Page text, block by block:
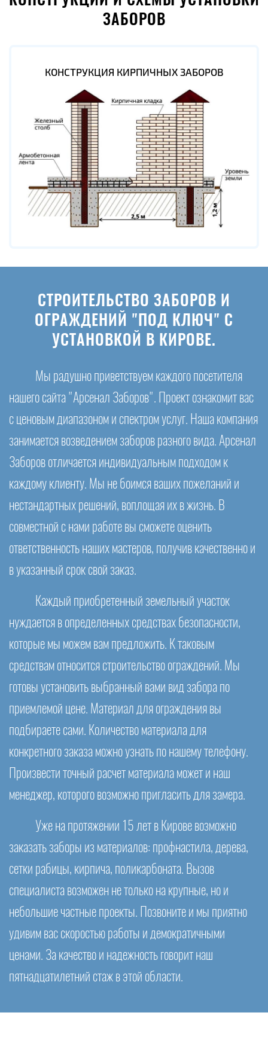
ЗАБОРОВ
КОНСТРУКЦИЯ КИРПИЧНЫХ ЗАБОРОВ
СТРОИТЕЛЬСТВО ЗАБОРОВ И
ОГРАЖДЕНИЙ "ПОД КЛЮЧ" С
УСТАНОВКОЙ В КИРОВЕ.
Мы радушно приветствуем каждого посетителя
нашего сайта "Арсенал Заборов". Проект ознакомит вас
с ценовым диапазоном и спектром услуг. Наша компания
занимается возведением заборов разного вида. Арсенал
Заборов отличается индивидуальным подходом к
каждому клиенту. Мы не боимся ваших пожеланий и
нестандартных решений, воплощая их в жизнь. В
совместной с нами работе вы сможете оценить
ответственность наших мастеров, получив качественно и
в указанный срок свой заказ.
Каждый приобретенный земельный участок
нуждается в определенных средствах безопасности,
которые мы можем вам предложить. К таковым
средствам относится строительство ограждений. Мы
готовы установить выбранный вами вид забора по
приемлемой цене. Материал для ограждения вы
подбираете сами. Количество материала для
конкретного заказа можно узнать по нашему телефону.
Произвести точный расчет материала может и наш
менеджер, которого возможно пригласить для замера.
Уже на протяжении 15 лет в Кирове возможно
заказать заборы из материалов: профнастила, дерева,
сетки рабицы, кирпича, поликарбоната. Вызов
специалиста возможен не только на крупные, но и
небольшие частные проекты. Позвоните и мы приятно
удивим вас скоростью работы и демократичными
ценами. За качество и надежность говорит наш
пятнадцатилетний стаж в этой области.